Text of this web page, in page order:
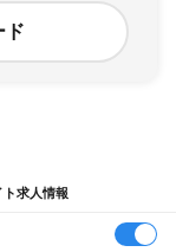
ド
求人情報